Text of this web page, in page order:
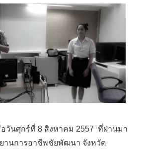
อวันศุกร์ที่ 8 สิงหาคม 2557 ที่ผ่านมา
านการอาชีพชัยพัฒนา จังหวัด